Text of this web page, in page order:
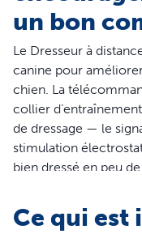
un bon
Le Dresseur à
canine pour
chien. La
collier
de dressage — le
stimulation
bien dressé en peu
grande flexibilité
comme en extérieur.
Ce qui est